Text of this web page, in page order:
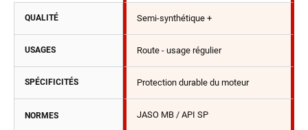
QUALITÉ Semi-synthétique +
USAGES Route - usage régulier
SPÉCIFICITÉS Protection durable du moteur
NORMES JASO MB / API SP